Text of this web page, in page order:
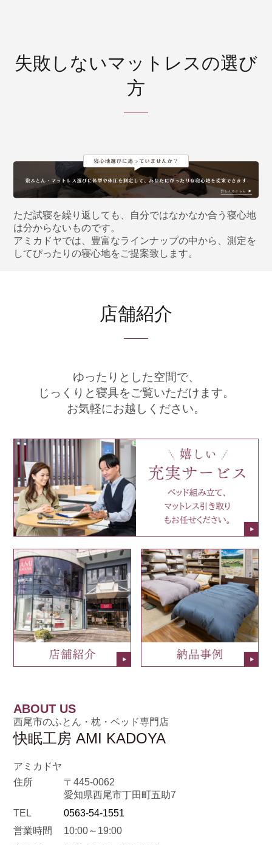
失敗しないマットレスの選び
方
ただ試寝を繰り返しても、自分ではなかなか合う寝心地
は分からないものです。
アミカドヤでは、豊富なラインナップの中から、測定を
してぴったりの寝心地をご提案致します。
店舗紹介
ゆったりとした空間で、
じっくりと寝具をご覧いただけます。
お気軽にお越しください。
ABOUT US
西尾市のふとん・枕・ベッド専門店
快眠工房 AMI KADOYA
アミカドヤ
住所
〒445-0062
愛知県西尾市丁田町五助7
TEL
0563-54-1551
営業時間
10:00～19:00